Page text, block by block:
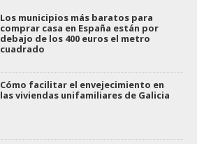
Los municipios más baratos para
comprar casa en España están por
debajo de los 400 euros el metro
cuadrado
Cómo facilitar el envejecimiento en
las viviendas unifamiliares de Galicia